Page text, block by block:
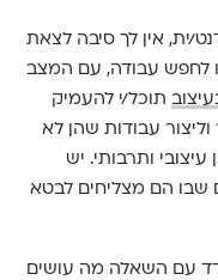
ית, אין לך סיבה לצאת
לחפש עבודה, עם המצב
תוכל/י להעמיק
עבודות שהן לא
ותרבותי. יש
שבו הם מצליחים לבטא
עם השאלה מה עושים